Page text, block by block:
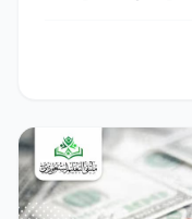
في الجامعات...